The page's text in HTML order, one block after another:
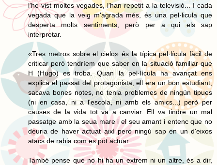
l'he vist moltes vegades, l'han repetit a la televisió... I cada
vegada que la veig m'agrada més, és una pel·licula que
desperta molts sentiments, però per a qui els sap
interpretar.
«Tres metros sobre el cielo» és la típica pel·lícula fàcil de
criticar però tendríem que saber en la situació familiar que
H (Hugo) es troba. Quan la pel·lícula ha avançat ens
explica el passat del protagonista; ell era un bon estudiant,
sacava bones notes, no tenia problemes de ningún tipues
(ni en casa, ni a l'escola, ni amb els amics...) però per
causes de la vida tot va a canviar. Ell va tindre un mal
passatge amb la seua mare i el seu amant i entenc que no
deuria de haver actuat així però ningú sap en un d'eixos
atacs de rabia com es pot actuar.
També pense que no hi ha un extrem ni un altre, és a dir,